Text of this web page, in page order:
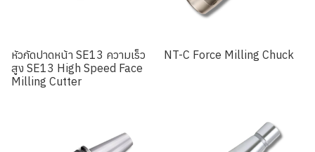
หัวกัดปาดหน้า SE13 ความเร็ว
สูง SE13 High Speed Face
Milling Cutter
NT-C Force Milling Chuck